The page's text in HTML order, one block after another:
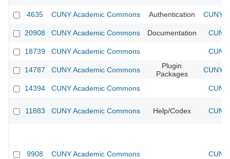
4635 CUNY Academic Commons Authentication CUNY
20908 CUNY Academic Commons Documentation
18739 CUNY Academic Commons
14787 CUNY Academic Commons
Plugin
Packages
CUNY
14394 CUNY Academic Commons
11883 CUNY Academic Commons Help/Codex
9908 CUNY Academic Commons